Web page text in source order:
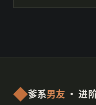
爹系男友 · 进